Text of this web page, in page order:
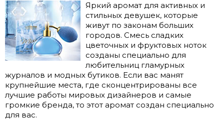
Яркий аромат для активных и
стильных девушек, которые
живут по законам больших
городов. Смесь сладких
цветочных и фруктовых ноток
созданы специально для
любительниц гламурных
журналов и модных бутиков. Если вас манят
крупнейшие места, где сконцентрированы все
лучшие работы мировых дизайнеров и самые
громкие бренда, то этот аромат создан специально
для вас.